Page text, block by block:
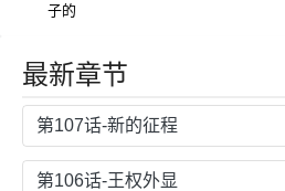
子的
最新章节
第107话-新的征程
第106话-王权外显